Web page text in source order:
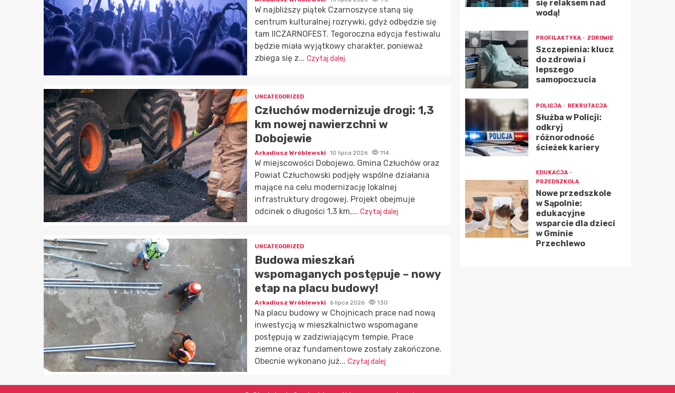
W najbliższy piątek Czarnoszyce staną się
centrum kulturalnej rozrywki, gdyż odbędzie się
tam IICZARNOFEST. Tegoroczna edycja festiwalu
będzie miała wyjątkowy charakter, ponieważ
zbiega się z... Czytaj dalej
UNCATEGORIZED
Człuchów modernizuje drogi: 1,3
km nowej nawierzchni w
Dobojewie
Arkadiusz Wróblewski 10 lipca 2026 114
W miejscowości Dobojewo, Gmina Człuchów oraz
Powiat Człuchowski podjęły wspólne działania
mające na celu modernizację lokalnej
infrastruktury drogowej. Projekt obejmuje
odcinek o długości 1,3 km,... Czytaj dalej
UNCATEGORIZED
Budowa mieszkań
wspomaganych postępuje – nowy
etap na placu budowy!
Arkadiusz Wróblewski 6 lipca 2026 130
Na placu budowy w Chojnicach prace nad nową
inwestycją w mieszkalnictwo wspomagane
postępują w zadziwiającym tempie. Prace
ziemne oraz fundamentowe zostały zakończone.
Obecnie wykonano już... Czytaj dalej
się relaksem nad
wodą!
PROFILAKTYKA ZDROWIE
Szczepienia: klucz
do zdrowia i
lepszego
samopoczucia
POLICJA REKRUTACJA
Służba w Policji:
odkryj
różnorodność
ścieżek kariery
EDUKACJA
PRZEDSZKOLA
Nowe przedszkole
w Sąpolnie:
edukacyjne
wsparcie dla dzieci
w Gminie
Przechlewo